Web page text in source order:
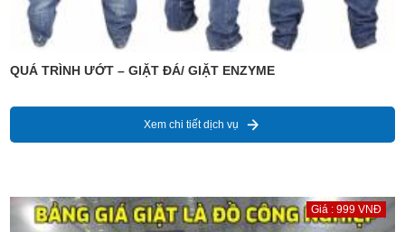
QUÁ TRÌNH ƯỚT – GIẶT ĐÁ/ GIẶT ENZYME
Xem chi tiết dịch vụ
Giá : 999 VNĐ